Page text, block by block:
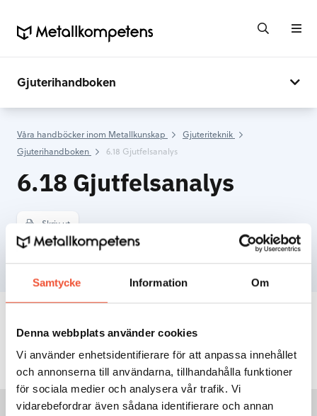
Samtycke Information Om
Denna webbplats använder cookies
Vi använder enhetsidentifierare för att anpassa innehållet
och annonserna till användarna, tillhandahålla funktioner
för sociala medier och analysera vår trafik. Vi
vidarebefordrar även sådana identifierare och annan
Gjuterihandboken
Våra handböcker inom Metallkunskap
Gjuteriteknik
Gjuterihandboken
6.18 Gjutfelsanalys
6.18 Gjutfelsanalys
Skriv ut
INNEHÅLLSFÖRTECKNING